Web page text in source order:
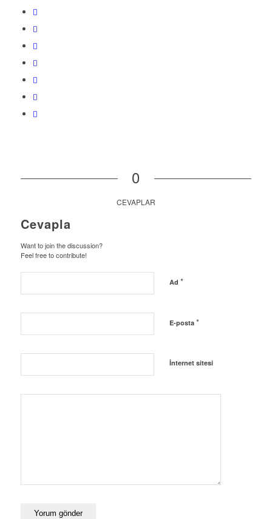
0
CEVAPLAR
Cevapla
Want to join the discussion?
Feel free to contribute!
Ad *
E-posta *
İnternet sitesi